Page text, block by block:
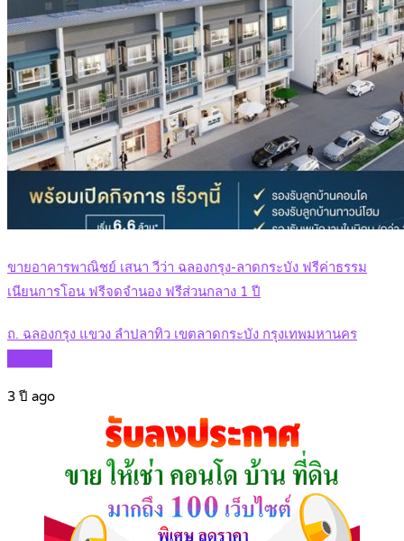
ขายอาคารพาณิชย์ เสนา วีว่า ฉลองกรุง-ลาดกระบัง ฟรีค่าธรรม
เนียนการโอน ฟรีจดจำนอง ฟรีส่วนกลาง 1 ปี
ถ. ฉลองกรุง แขวง ลำปลาทิว เขตลาดกระบัง กรุงเทพมหานคร
3 ปี ago